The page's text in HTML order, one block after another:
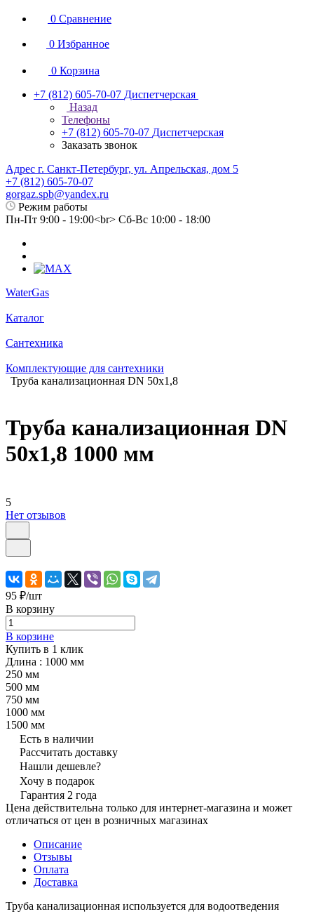
0 Сравнение
0 Избранное
0 Корзина
+7 (812) 605-70-07 Диспетчерская
Назад
Телефоны
+7 (812) 605-70-07 Диспетчерская
Заказать звонок
Адрес г. Санкт-Петербург, ул. Апрельская, дом 5
+7 (812) 605-70-07
gorgaz.spb@yandex.ru
Режим работы
Пн-Пт 9:00 - 19:00<br> Сб-Вс 10:00 - 18:00
WaterGas
Каталог
Сантехника
Комплектующие для сантехники
Труба канализационная DN 50х1,8
Труба канализационная DN
50х1,8 1000 мм
5
Нет отзывов
95 ₽/шт
В корзину
В корзине
Купить в 1 клик
Длина : 1000 мм
250 мм
500 мм
750 мм
1000 мм
1500 мм
Есть в наличии
Рассчитать доставку
Нашли дешевле?
Хочу в подарок
Гарантия 2 года
Цена действительна только для интернет-магазина и может
отличаться от цен в розничных магазинах
Описание
Отзывы
Оплата
Доставка
Труба канализационная используется для водоотведения